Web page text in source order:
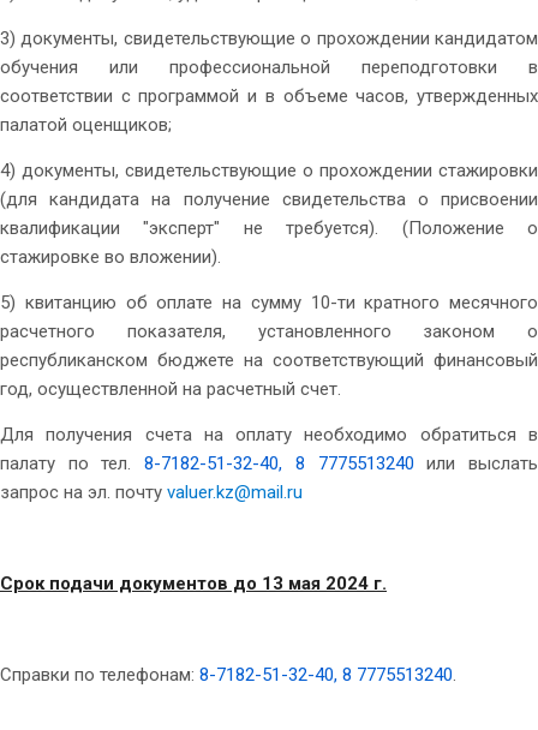
3) документы, свидетельствующие о прохождении кандидатом
обучения или профессиональной переподготовки в
соответствии с программой и в объеме часов, утвержденных
палатой оценщиков;
4) документы, свидетельствующие о прохождении стажировки
(для кандидата на получение свидетельства о присвоении
квалификации "эксперт" не требуется). (Положение о
стажировке во вложении).
5) квитанцию об оплате на сумму 10-ти кратного месячного
расчетного показателя, установленного законом о
республиканском бюджете на соответствующий финансовый
год, осуществленной на расчетный счет.
Для получения счета на оплату необходимо обратиться в
палату по тел.8-7182-51-32-40, 8 7775513240 или выслать
запрос на эл. почту valuer.kz@mail.ru
Срок подачи документов до 13 мая 2024 г.
Справки по телефонам: 8-7182-51-32-40, 8 7775513240.